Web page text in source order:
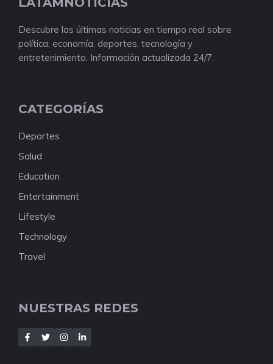
Descubre las últimas noticias en tiempo real sobre
política, economía, deportes, tecnología y
entretenimiento. Información actualizada 24/7.
CATEGORÍAS
Deportes
Salud
Education
Entertainment
Lifestyle
Technology
Travel
NUESTRAS REDES